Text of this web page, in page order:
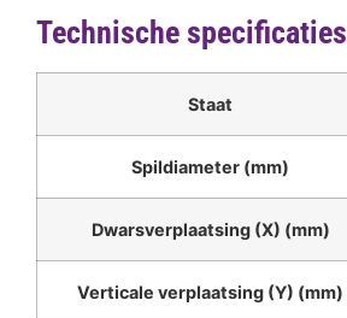
Technische specificaties
Staat
Spildiameter (mm)
Dwarsverplaatsing (X) (mm)
Verticale verplaatsing (Y) (mm)